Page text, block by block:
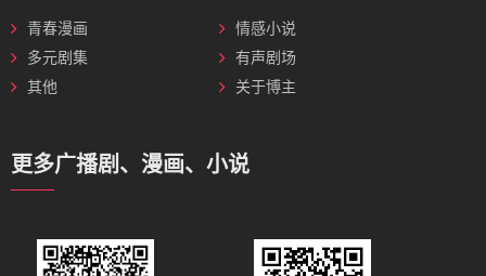
青春漫画
情感小说
多元剧集
有声剧场
其他
关于博主
更多广播剧、漫画、小说